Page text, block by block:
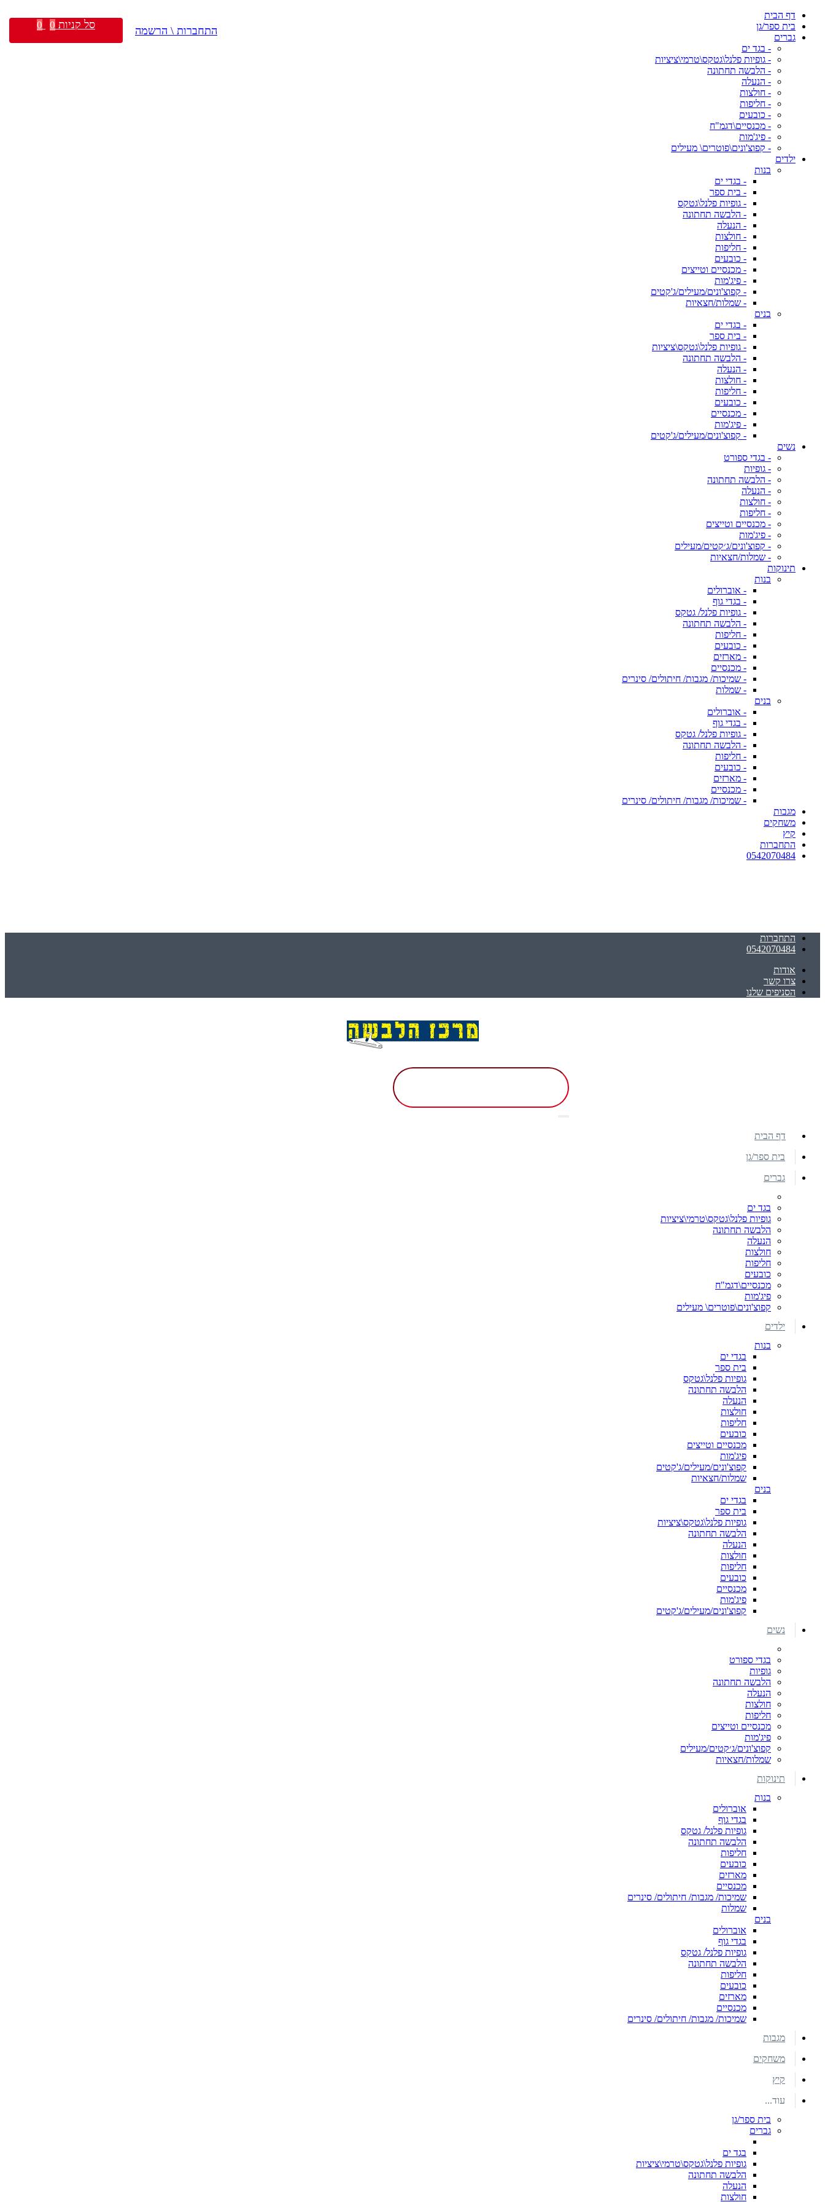
דף הבית
בית ספר/גן
גברים
- בגד ים
- גופיות פלנל\גטקס\טרמי\ציציות
- הלבשה תחתונה
- הנעלה
- חולצות
- חליפות
- כובעים
- מכנסיים\דגמ"ח
- פיג'מות
- קפוצ'ונים\פוטרים\ מעילים
ילדים
בנות
- בגדי ים
- בית ספר
- גופיות פלנל\גטקס
- הלבשה תחתונה
- הנעלה
- חולצות
- חליפות
- כובעים
- מכנסיים וטייצים
- פיג'מות
- קפוצ'ונים/מעילים/ג'קטים
- שמלות/חצאיות
בנים
- בגדי ים
- בית ספר
- גופיות פלנל\גטקס\ציציות
- הלבשה תחתונה
- הנעלה
- חולצות
- חליפות
- כובעים
- מכנסיים
- פיג'מות
- קפוצ'ונים/מעילים/ג'קטים
נשים
- בגדי ספורט
- גופיות
- הלבשה תחתונה
- הנעלה
- חולצות
- חליפות
- מכנסיים וטייצים
- פיג'מות
- קפוצ'ונים/ג׳קטים/מעילים
- שמלות/חצאיות
תינוקות
בנות
- אוברולים
- בגדי גוף
- גופיות פלנל/ גטקס
- הלבשה תחתונה
- חליפות
- כובעים
- מארזים
- מכנסיים
- שמיכות/ מגבות/ חיתולים/ סינרים
- שמלות
בנים
- אוברולים
- בגדי גוף
- גופיות פלנל/ גטקס
- הלבשה תחתונה
- חליפות
- כובעים
- מארזים
- מכנסיים
- שמיכות/ מגבות/ חיתולים/ סינרים
מגבות
משחקים
קיץ
התחברות
0542070484
התחברות
0542070484
אודות
צרו קשר
הסניפים שלנו
התחברות \ הרשמה סל קניות 0
0
דף הבית
בית ספר/גן
גברים
בגד ים
גופיות פלנל\גטקס\טרמי\ציציות
הלבשה תחתונה
הנעלה
חולצות
חליפות
כובעים
מכנסיים\דגמ"ח
פיג'מות
קפוצ'ונים\פוטרים\ מעילים
ילדים
בנות
בגדי ים
בית ספר
גופיות פלנל\גטקס
הלבשה תחתונה
הנעלה
חולצות
חליפות
כובעים
מכנסיים וטייצים
פיג'מות
קפוצ'ונים/מעילים/ג'קטים
שמלות/חצאיות
בנים
בגדי ים
בית ספר
גופיות פלנל\גטקס\ציציות
הלבשה תחתונה
הנעלה
חולצות
חליפות
כובעים
מכנסיים
פיג'מות
קפוצ'ונים/מעילים/ג'קטים
נשים
בגדי ספורט
גופיות
הלבשה תחתונה
הנעלה
חולצות
חליפות
מכנסיים וטייצים
פיג'מות
קפוצ'ונים/ג׳קטים/מעילים
שמלות/חצאיות
תינוקות
בנות
אוברולים
בגדי גוף
גופיות פלנל/ גטקס
הלבשה תחתונה
חליפות
כובעים
מארזים
מכנסיים
שמיכות/ מגבות/ חיתולים/ סינרים
שמלות
בנים
אוברולים
בגדי גוף
גופיות פלנל/ גטקס
הלבשה תחתונה
חליפות
כובעים
מארזים
מכנסיים
שמיכות/ מגבות/ חיתולים/ סינרים
מגבות
משחקים
קיץ
עוד...
בית ספר/גן
גברים
בגד ים
גופיות פלנל\גטקס\טרמי\ציציות
הלבשה תחתונה
הנעלה
חולצות